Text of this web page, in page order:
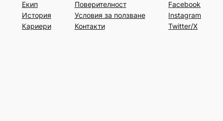
Екип
История
Кариери
Поверителност
Условия за ползване
Контакти
Facebook
Instagram
Twitter/X